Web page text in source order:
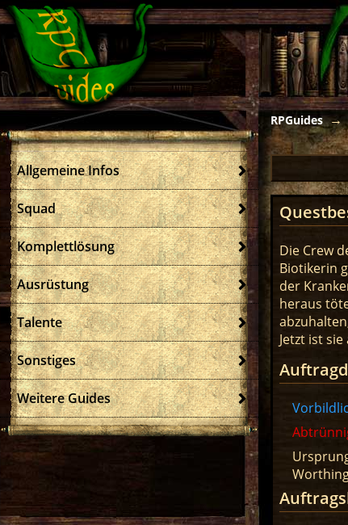
Allgemeine Infos
Squad
Komplettlösung
Ausrüstung
Talente
Sonstiges
Weitere Guides
RPGuides
Die Crew
Biotikerin
der
heraus
Jetzt ist